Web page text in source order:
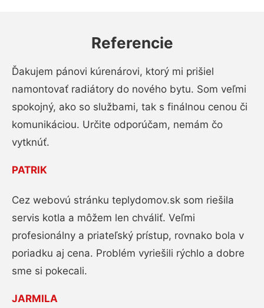
Referencie
Ďakujem pánovi kúrenárovi, ktorý mi prišiel
namontovať radiátory do nového bytu. Som veľmi
spokojný, ako so službami, tak s finálnou cenou či
komunikáciou. Určite odporúčam, nemám čo
vytknúť.
PATRIK
Cez webovú stránku teplydomov.sk som riešila
servis kotla a môžem len chváliť. Veľmi
profesionálny a priateľský prístup, rovnako bola v
poriadku aj cena. Problém vyriešili rýchlo a dobre
sme si pokecali.
JARMILA